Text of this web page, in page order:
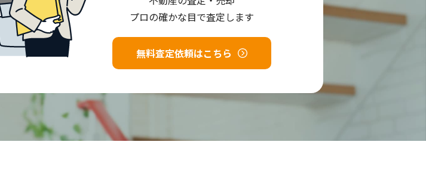
プロの確かな目で査定します
無料査定依頼はこちら